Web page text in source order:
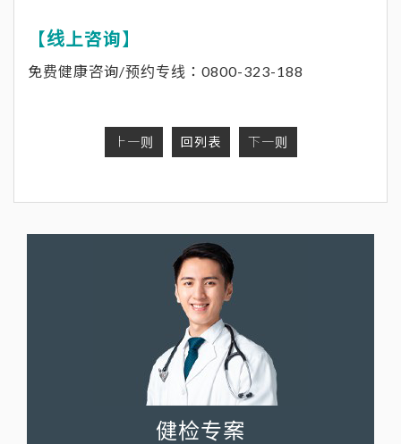
【线上咨询】
免费健康咨询/预约专线：0800-323-188
上一则 回列表 下一则
健检专案